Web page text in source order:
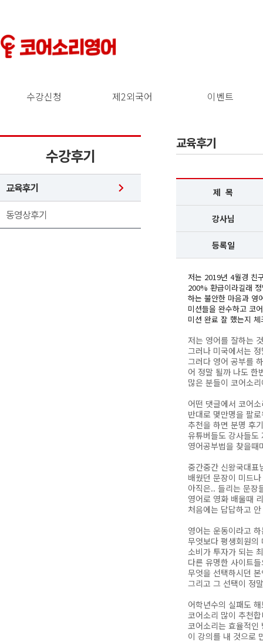
수강신청 제2외국어 이벤트
수강후기
교육후기
동영상후기
교육후기
제 목
강사님
등록일
저는 2019년 4월경 친
200% 환급이라길래
하는 불안한 마음과 영
미션들을 완수하고 코
미션 완료 잘 했는지
저는 영어를 잘하는
그러나 미국에서는
그러다 영어 공부를
어 정말 될까 나도 한
많은 분들이 코어소
어떤 댓글에서 코어
반대로 몇만명을 팔
추천을 하면 분명 후
유튜버들도 강사들도
영어공부법을 찾을
중간중간 신왕국대표
배웠던 문장이 미드
아직은.. 들리는 문장
영어로 영화 배울때
처음에는 답답하고
영어는 운동이라고
무엇보다 평생회원
소비가 투자가 되는
다른 유명한 사이트
무엇을 선택하시던
그리고 그 선택이 정
어학년수의 실패도
코어소리 많이 추천
코어소리는 효율적인
이 강의를 내 것으로